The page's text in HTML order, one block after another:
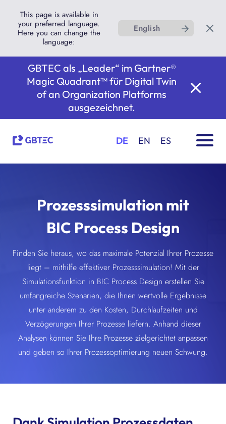
This page is available in
your preferred language.
Here you can change the
language:
English
GBTEC als „Leader“ im Gartner®
Magic Quadrant™ für Digital Twin
of an Organization Platforms
ausgezeichnet.
DE EN ES
Prozesssimulation mit
BIC Process Design
Finden Sie heraus, wo das maximale Potenzial Ihrer Prozesse
liegt – mithilfe effektiver Prozesssimulation! Mit der
Simulationsfunktion in BIC Process Design erstellen Sie
umfangreiche Szenarien, die Ihnen wertvolle Ergebnisse
unter anderem zu den Kosten, Durchlaufzeiten und
Verzögerungen Ihrer Prozesse liefern. Anhand dieser
Analysen können Sie Ihre Prozesse zielgerichtet anpassen
und geben so Ihrer Prozessoptimierung neuen Schwung.